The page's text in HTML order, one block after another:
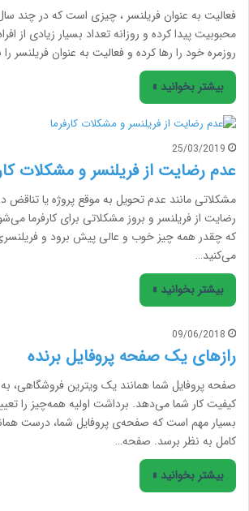
فعالیت به عنوان فریلنسر ، چیزی است که در چند
محبوبیت پیدا کرده و روزانه تعداد بسیار زیادی از
روزمره خود را رها کرده و فعالیت به عنوان فریلنسر
بیشتر بخوانید »
25/03/2019
عدم رضایت از فریلنسر و مشکلات
مشکلاتی مانند عدم تحویل به موقع پروژه یا تناقض
رضایت از فریلنسر و بروز مشکلاتی برای کارفرما
که چقدر همه چیز خوب و عالی پیش برود و
می‌کنید…
بیشتر بخوانید »
09/06/2018
رازهای یک صفحه پروفایل برنده
صفحه پروفایل شما همانند یک ویترین فروشگاهی، به
کیفیت کار شما می‌دهد. برداشت اولیه همه‌چیز را
بسیار مهم است که صفحه‌ی پروفایل شما، درست
کامل به نظر برسد. صفحه…
بیشتر بخوانید »